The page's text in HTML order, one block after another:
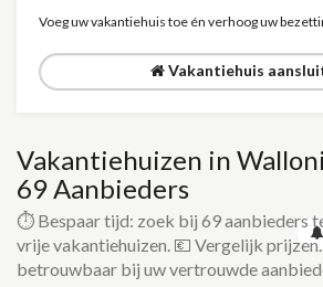
Voeg uw vakantiehuis toe én verhoog uw
Vakantiehuis
Vakantiehuizen in
69 Aanbieders
⏱️ Bespaar tijd: zoek bij 69 aanbieders
vrije vakantiehuizen. 💶 Vergelijk prijzen.
betrouwbaar bij uw vertrouwde